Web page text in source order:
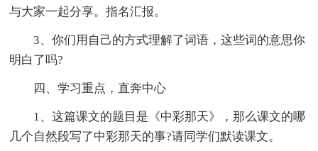
与大家一起分享。指名汇报。
3、你们用自己的方式理解了词语，这些词的意思你
明白了吗?
四、学习重点，直奔中心
1、这篇课文的题目是《中彩那天》，那么课文的哪
几个自然段写了中彩那天的事?请同学们默读课文。